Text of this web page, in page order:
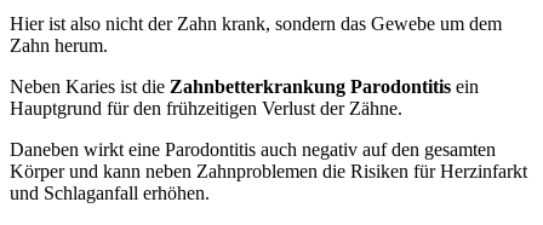
Hier ist also nicht der Zahn krank, sondern das Gewebe um dem
Zahn herum.
Neben Karies ist die Zahnbetterkrankung Parodontitis ein
Hauptgrund für den frühzeitigen Verlust der Zähne.
Daneben wirkt eine Parodontitis auch negativ auf den gesamten
Körper und kann neben Zahnproblemen die Risiken für Herzinfarkt
und Schlaganfall erhöhen.